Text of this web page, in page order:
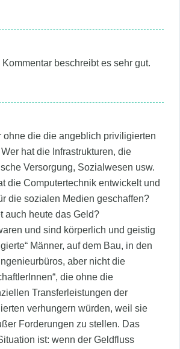
beschreibt es sehr gut.
ohne die die angeblich priviligierten
hat die Infrastrukturen, die
Versorgung, Sozialwesen usw.
die Computertechnik entwickelt und
die sozialen Medien geschaffen?
auch heute das Geld?
und sind körperlich und geistig
Männer, auf dem Bau, in den
aber nicht die
die ohne die
Transferleistungen der
verhungern würden, weil sie
Forderungen zu stellen. Das
ist: wenn der Geldfluss